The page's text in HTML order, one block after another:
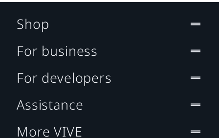
Shop
For business
For developers
Assistance
More VIVE